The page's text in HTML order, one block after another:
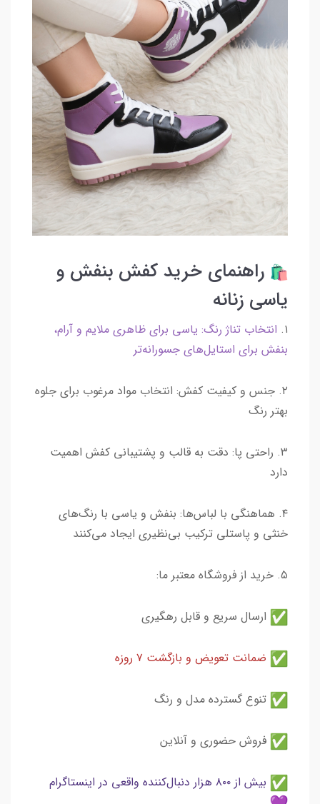
راهنمای خرید کفش بنفش و
یاسی زنانه
۱. انتخاب تناژ رنگ: یاسی برای ظاهری ملایم و آرام،
بنفش برای استایل‌های جسورانه‌تر
۲. جنس و کیفیت کفش: انتخاب مواد مرغوب برای جلوه
بهتر رنگ
۳. راحتی پا: دقت به قالب و پشتیبانی کفش اهمیت
دارد
۴. هماهنگی با لباس‌ها: بنفش و یاسی با رنگ‌های
خنثی و پاستلی ترکیب بی‌نظیری ایجاد می‌کنند
۵. خرید از فروشگاه معتبر ما:
ارسال سریع و قابل رهگیری
ضمانت تعویض و بازگشت ۷ روزه
تنوع گسترده مدل و رنگ
فروش حضوری و آنلاین
بیش از ۸۰۰ هزار دنبال‌کننده واقعی در اینستاگرام